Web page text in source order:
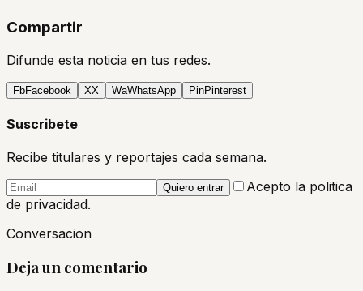
Compartir
Difunde esta noticia en tus redes.
FbFacebook XX WaWhatsApp PinPinterest
Suscribete
Recibe titulares y reportajes cada semana.
Quiero entrar
Acepto la politica
de privacidad.
Conversacion
Deja un comentario